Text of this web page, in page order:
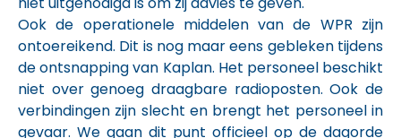
Ook de operationele middelen van de WPR zijn
ontoereikend. Dit is nog maar eens gebleken tijdens
de ontsnapping van Kaplan. Het personeel beschikt
niet over genoeg draagbare radioposten. Ook de
verbindingen zijn slecht en brengt het personeel in
gevaar. We gaan dit punt officieel op de dagorde